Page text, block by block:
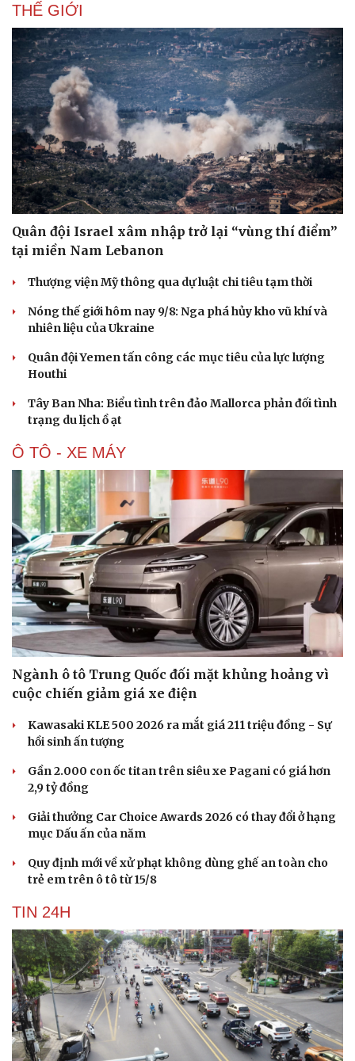
THẾ GIỚI
Quân đội Israel xâm nhập trở lại “vùng thí điểm”
tại miền Nam Lebanon
Thượng viện Mỹ thông qua dự luật chi tiêu tạm thời
Nóng thế giới hôm nay 9/8: Nga phá hủy kho vũ khí và
nhiên liệu của Ukraine
Quân đội Yemen tấn công các mục tiêu của lực lượng
Houthi
Tây Ban Nha: Biểu tình trên đảo Mallorca phản đối tình
trạng du lịch ồ ạt
Ô TÔ - XE MÁY
Ngành ô tô Trung Quốc đối mặt khủng hoảng vì
cuộc chiến giảm giá xe điện
Kawasaki KLE 500 2026 ra mắt giá 211 triệu đồng - Sự
hồi sinh ấn tượng
Gần 2.000 con ốc titan trên siêu xe Pagani có giá hơn
2,9 tỷ đồng
Giải thưởng Car Choice Awards 2026 có thay đổi ở hạng
mục Dấu ấn của năm
Quy định mới về xử phạt không dùng ghế an toàn cho
trẻ em trên ô tô từ 15/8
TIN 24H